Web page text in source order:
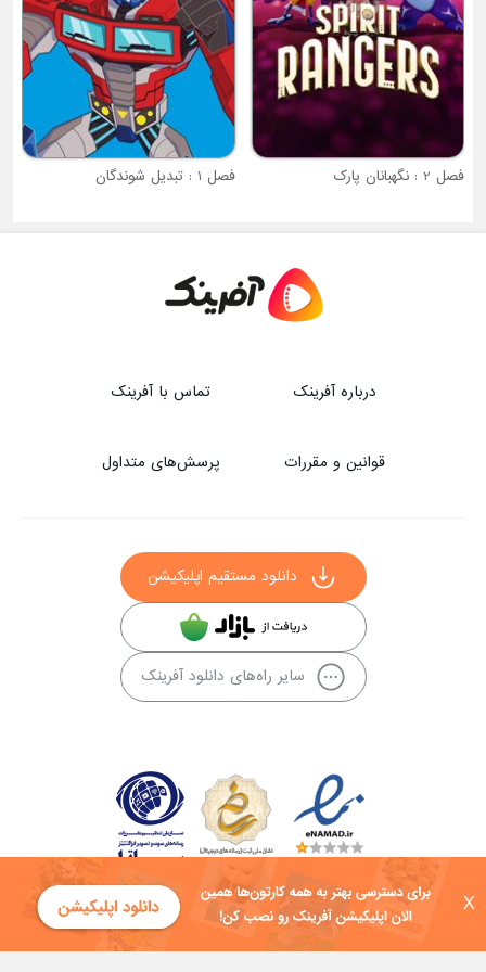
X
فصل 2 : نگهبانان پارک فصل 1 : تبدیل شوندگان
درباره آفرینک تماس با آفرینک
قوانین و مقررات پرسش‌های متداول
دانلود مستقیم اپلیکیشن
سایر راه‌های دانلود آفرینک
کلیه حقوق این سایت به شرکت توسعه فناوی هفت آسمان توکان تعلق دارد و